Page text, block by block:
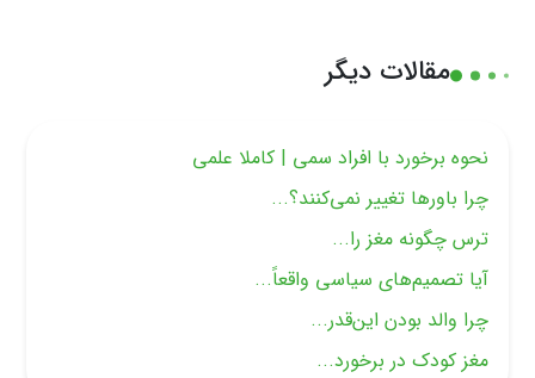
مقالات دیگر
نحوه برخورد با افراد سمی | کاملا علمی
چرا باورها تغییر نمی‌کنند؟...
ترس چگونه مغز را...
آیا تصمیم‌های سیاسی واقعاً...
چرا والد بودن این‌قدر...
مغز کودک در برخورد...